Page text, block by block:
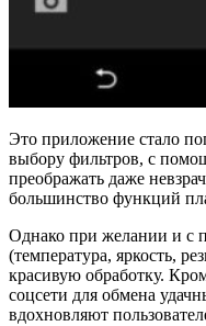
Это приложение стало
выбору фильтров, с
преображать даже
большинство функций
Однако при желании и с
(температура, яркость,
красивую обработку.
соцсети для обмена
вдохновляют